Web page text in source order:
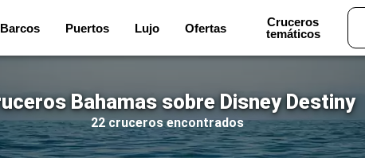
Barcos Puertos Lujo Ofertas
Cruceros
temáticos
Bahamas sobre Disney Destiny
22 cruceros encontrados